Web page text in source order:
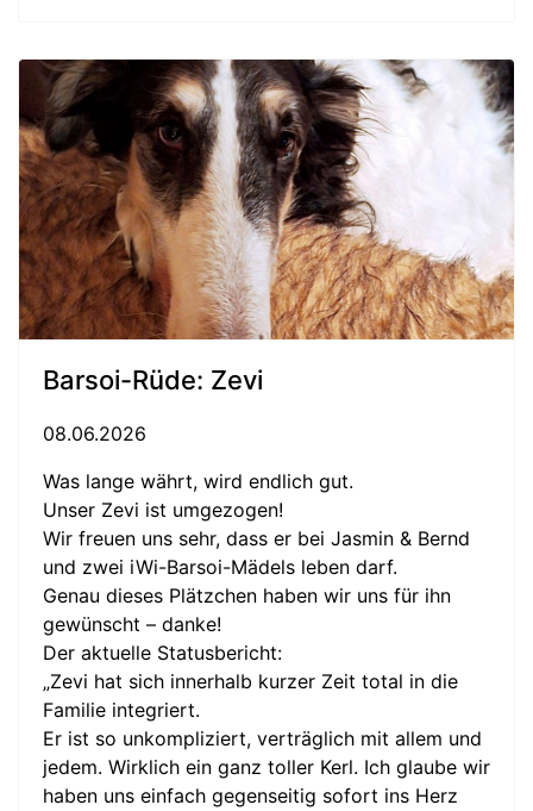
Barsoi-Rüde: Zevi
08.06.2026
Was lange währt, wird endlich gut.
Unser Zevi ist umgezogen!
Wir freuen uns sehr, dass er bei Jasmin & Bernd
und zwei iWi-Barsoi-Mädels leben darf.
Genau dieses Plätzchen haben wir uns für ihn
gewünscht – danke!
Der aktuelle Statusbericht:
„Zevi hat sich innerhalb kurzer Zeit total in die
Familie integriert.
Er ist so unkompliziert, verträglich mit allem und
jedem. Wirklich ein ganz toller Kerl. Ich glaube wir
haben uns einfach gegenseitig sofort ins Herz